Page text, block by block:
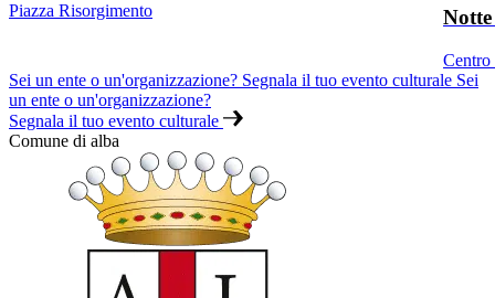
Piazza Risorgimento
Centro
Sei un ente o un'organizzazione? Segnala il tuo evento culturale Sei
un ente o un'organizzazione?
Segnala il tuo evento culturale
Comune di alba